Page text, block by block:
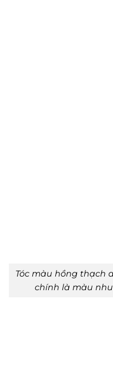
Tóc màu hồng thạch
chính là màu